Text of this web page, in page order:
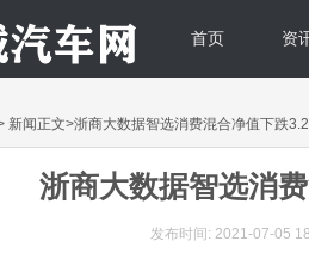
首页 资
新闻正文>浙商大数据智选消费混合净值下跌
浙商大数据智选消
发布时间: 2021-07-05